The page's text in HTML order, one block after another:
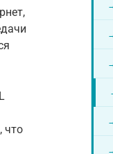
что